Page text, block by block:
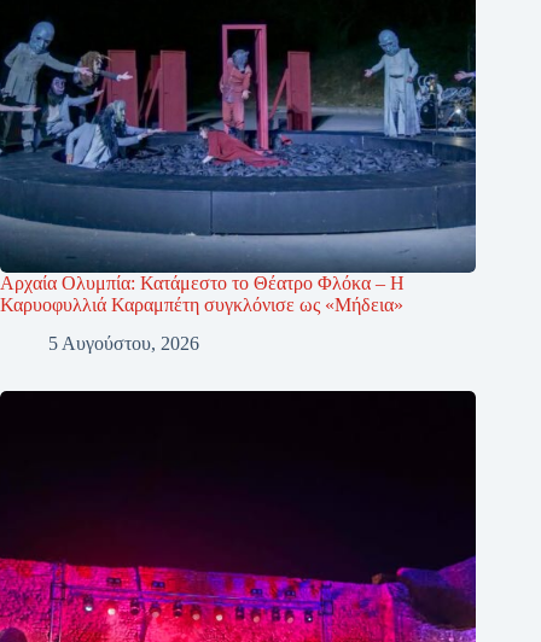
Αρχαία Ολυμπία: Κατάμεστο το Θέατρο Φλόκα – Η
Καρυοφυλλιά Καραμπέτη συγκλόνισε ως «Μήδεια»
5 Αυγούστου, 2026